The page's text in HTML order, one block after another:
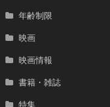
年齢制限
映画
映画情報
書籍・雑誌
特集